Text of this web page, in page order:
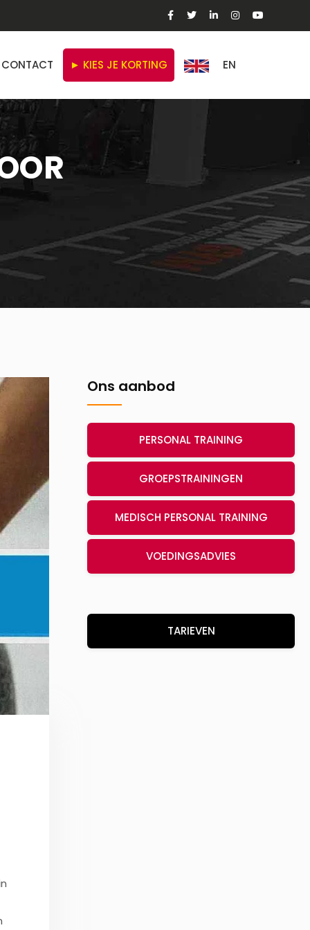
CONTACT ► KIES JE KORTING EN
Ons aanbod
PERSONAL TRAINING
GROEPSTRAININGEN
MEDISCH PERSONAL TRAINING
VOEDINGSADVIES
TARIEVEN